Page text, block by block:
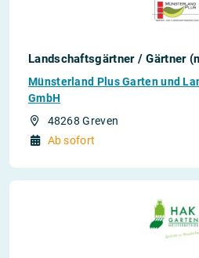
Landschaftsgärtner / Gärtner
Münsterland Plus Garten und
GmbH
48268 Greven
Ab sofort